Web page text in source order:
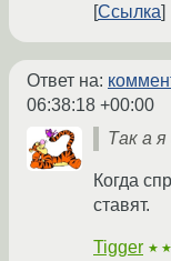
Ссылка
Ответ на:
06:38:18 +00:00
Так а
Когда
ставят.
Tigger